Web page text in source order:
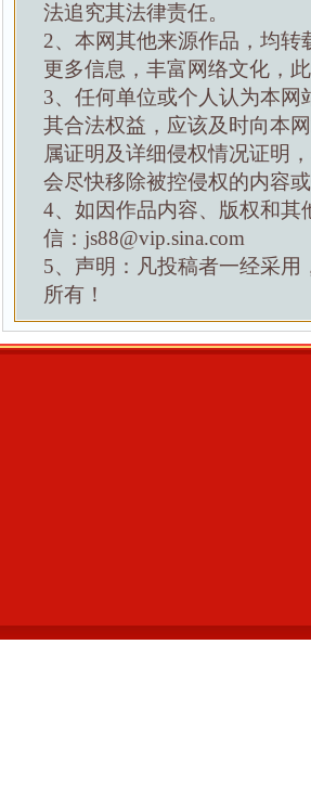
法追究其法律责任。
2、本网其他来源作品，均
更多信息，丰富网络文化，
3、任何单位或个人认为本
其合法权益，应该及时向本
属证明及详细侵权情况证明
会尽快移除被控侵权的内容或
4、如因作品内容、版权和
信：js88@vip.sina.com
5、声明：凡投稿者一经采
所有！